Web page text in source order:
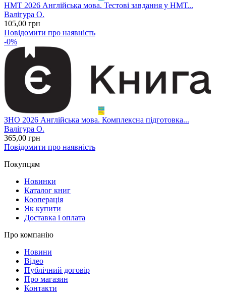
НМТ 2026 Англійська мова. Тестові завдання у НМТ...
Валігура О.
105,00 грн
Повідомити про наявність
-0%
ЗНО 2026 Англійська мова. Комплексна підготовка...
Валігура О.
365,00 грн
Повідомити про наявність
Покупцям
Новинки
Каталог книг
Кооперація
Як купити
Доставка і оплата
Про компанію
Новини
Відео
Публічний договір
Про магазин
Контакти